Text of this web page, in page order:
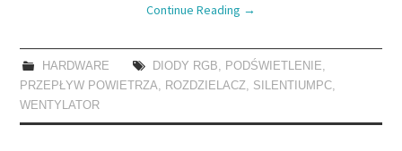
Continue Reading →
HARDWARE DIODY RGB, PODŚWIETLENIE,
PRZEPŁYW POWIETRZA, ROZDZIELACZ, SILENTIUMPC,
WENTYLATOR